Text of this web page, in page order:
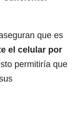
que es
el celular por
permitiría que